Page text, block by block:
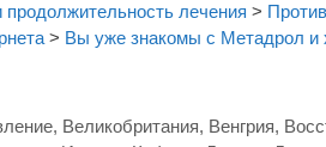
продолжительность лечения >
> Вы уже знакомы с Метадрол и
, Великобритания, Венгрия,